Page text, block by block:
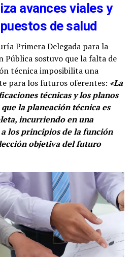
avances viales y
de salud
Primera Delegada para la
Pública sostuvo que la falta de
técnica imposibilita una
para los futuros oferentes: «La
técnicas y los planos
la planeación técnica es
incurriendo en una
los principios de la función
objetiva del futuro